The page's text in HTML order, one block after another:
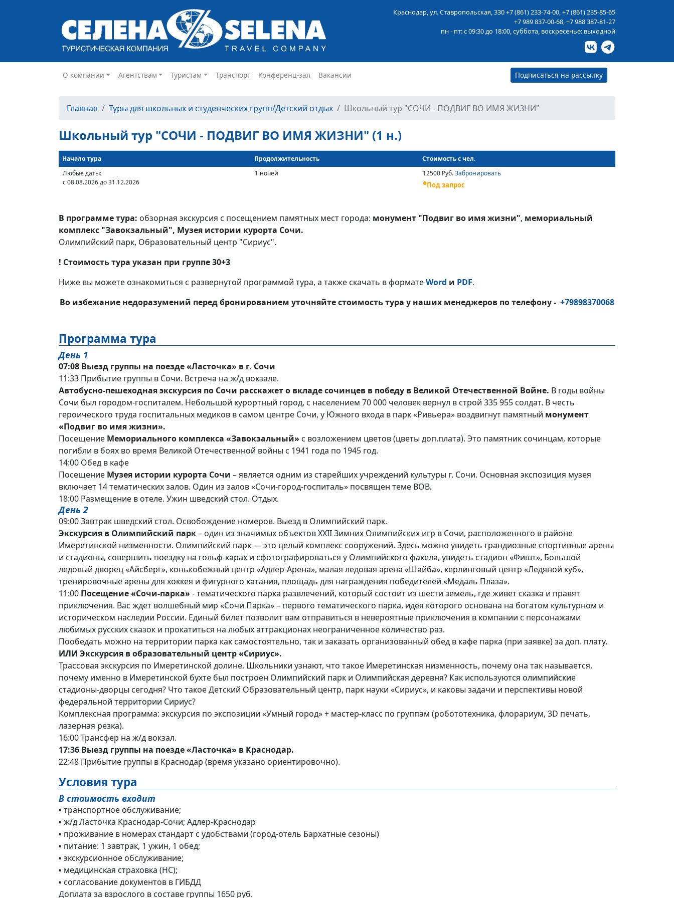
Краснодар, ул. Ставропольская, 330+7 (861) 233-74-00,+7 (861) 235-85-65
+7 989 837-00-68,+7 988 387-81-27
пн - пт: с 09:30 до 18:00, суббота, воскресенье: выходной
О компании Агентствам Туристам Транспорт Конференц-зал Вакансии Подписаться на рассылку
Главная Туры для школьных и студенческих групп/Детский отдых Школьный тур "СОЧИ - ПОДВИГ ВО ИМЯ ЖИЗНИ"
Школьный тур "СОЧИ - ПОДВИГ ВО ИМЯ ЖИЗНИ" (1 н.)
Начало тура Продолжительность
Стоимость с чел.
Любые даты:
с 08.08.2026 до 31.12.2026
1 ночей 12500 Руб.Забронировать
Под запрос
В программе тура: обзорная экскурсия с посещением памятных мест города: монумент "Подвиг во имя жизни", мемориальный
комплекс "Завокзальный", Музея истории курорта Сочи.
Олимпийский парк, Образовательный центр "Сириус".
! Стоимость тура указан при группе 30+3
Ниже вы можете ознакомиться с развернутой программой тура, а также скачать в форматеWord и PDF.
Во избежание недоразумений перед бронированием уточняйте стоимость тура у наших менеджеров по телефону - +79898370068
Программа тура
День 1
07:08 Выезд группы на поезде «Ласточка» в г. Сочи
11:33 Прибытие группы в Сочи. Встреча на ж/д вокзале.
Автобусно-пешеходная экскурсия по Сочи расскажет о вкладе сочинцев в победу в Великой Отечественной Войне. В годы войны
Сочи был городом-госпиталем. Небольшой курортный город, с населением 70 000 человек вернул в строй 335 955 солдат. В честь
героического труда госпитальных медиков в самом центре Сочи, у Южного входа в парк «Ривьера» воздвигнут памятный монумент
«Подвиг во имя жизни».
Посещение Мемориального комплекса «Завокзальный» с возложением цветов (цветы доп.плата). Это памятник сочинцам, которые
погибли в боях во время Великой Отечественной войны с 1941 года по 1945 год.
14:00 Обед в кафе
Посещение Музея истории курорта Сочи – является одним из старейших учреждений культуры г. Сочи. Основная экспозиция музея
включает 14 тематических залов. Один из залов «Сочи-город-госпиталь» посвящен теме ВОВ.
18:00 Размещение в отеле. Ужин шведский стол. Отдых.
День 2
09:00 Завтрак шведский стол. Освобождение номеров. Выезд в Олимпийский парк.
Экскурсия в Олимпийский парк– один из значимых объектов XXII Зимних Олимпийских игр в Сочи, расположенного в районе
Имеретинской низменности. Олимпийский парк — это целый комплекс сооружений. Здесь можно увидеть грандиозные спортивные арены
и стадионы, совершить поездку на гольф-карах и сфотографироваться у Олимпийского факела, увидеть стадион «Фишт», Большой
ледовый дворец «Айсберг», конькобежный центр «Адлер-Арена», малая ледовая арена «Шайба», керлинговый центр «Ледяной куб»,
тренировочные арены для хоккея и фигурного катания, площадь для награждения победителей «Медаль Плаза».
11:00 Посещение «Сочи-парка» - тематического парка развлечений, который состоит из шести земель, где живет сказка и правят
приключения. Вас ждет волшебный мир «Сочи Парка» – первого тематического парка, идея которого основана на богатом культурном и
историческом наследии России. Единый билет позволит вам отправиться в невероятные приключения в компании с персонажами
любимых русских сказок и прокатиться на любых аттракционах неограниченное количество раз.
Пообедать можно на территории парка как самостоятельно, так и заказать организованный обед в кафе парка (при заявке) за доп. плату.
ИЛИ Экскурсия в образовательный центр «Сириус».
Трассовая экскурсия по Имеретинской долине. Школьники узнают, что такое Имеретинская низменность, почему она так называется,
почему именно в Имеретинской бухте был построен Олимпийский парк и Олимпийская деревня? Как используются олимпийские
стадионы-дворцы сегодня? Что такое Детский Образовательный центр, парк науки «Сириус», и каковы задачи и перспективы новой
федеральной территории Сириус?
Комплексная программа: экскурсия по экспозиции «Умный город» + мастер-класс по группам (робототехника, флорариум, 3D печать,
лазерная резка).
16:00 Трансфер на ж/д вокзал.
17:36 Выезд группы на поезде «Ласточка» в Краснодар.
22:48 Прибытие группы в Краснодар (время указано ориентировочно).
Условия тура
В стоимость входит
▪ транспортное обслуживание;
▪ ж/д Ласточка Краснодар-Сочи; Адлер-Краснодар
▪ проживание в номерах стандарт с удобствами (город-отель Бархатные сезоны)
▪ питание: 1 завтрак, 1 ужин, 1 обед;
▪ экскурсионное обслуживание;
▪ медицинская страховка (НС);
▪ согласование документов в ГИБДД
Доплата за взрослого в составе группы 1650 руб.